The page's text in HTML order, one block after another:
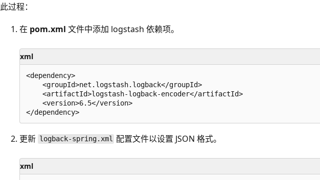
此过程：
在 pom.xml 文件中添加 logstash 依赖项。
xml
<dependency>
    <groupId>net.logstash.logback</groupId>
    <artifactId>logstash-logback-encoder</artifactId>
    <version>6.5</version>
更新 logback-spring.xml 配置文件以设置 JSON 格式。
xml